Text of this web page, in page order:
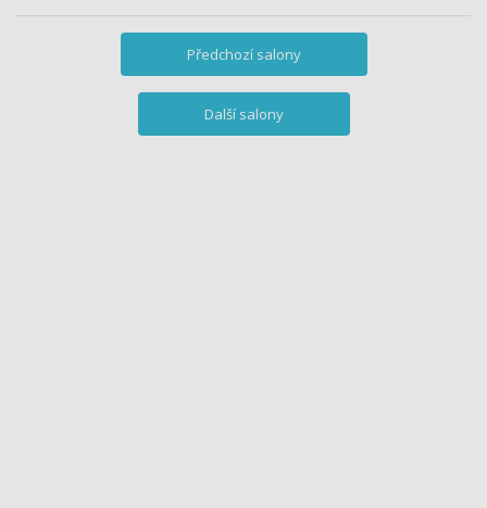
Předchozí salony
Další salony